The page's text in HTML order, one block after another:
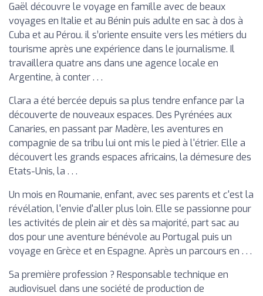
Gaël découvre le voyage en famille avec de beaux
voyages en Italie et au Bénin puis adulte en sac à dos à
Cuba et au Pérou. il s’oriente ensuite vers les métiers du
tourisme après une expérience dans le journalisme. Il
travaillera quatre ans dans une agence locale en
Argentine, à conter . . .
Clara a été bercée depuis sa plus tendre enfance par la
découverte de nouveaux espaces. Des Pyrénées aux
Canaries, en passant par Madère, les aventures en
compagnie de sa tribu lui ont mis le pied à l'étrier. Elle a
découvert les grands espaces africains, la démesure des
Etats-Unis, la . . .
Un mois en Roumanie, enfant, avec ses parents et c'est la
révélation, l'envie d'aller plus loin. Elle se passionne pour
les activités de plein air et dès sa majorité, part sac au
dos pour une aventure bénévole au Portugal puis un
voyage en Grèce et en Espagne. Après un parcours en . . .
Sa première profession ? Responsable technique en
audiovisuel dans une société de production de